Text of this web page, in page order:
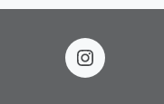
instagram